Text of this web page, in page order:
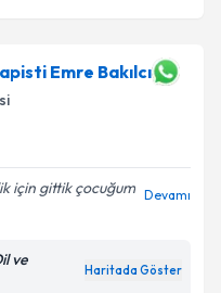
Emre Bakılcı
için gittik çocuğum Devamı
ve
Haritada Göster